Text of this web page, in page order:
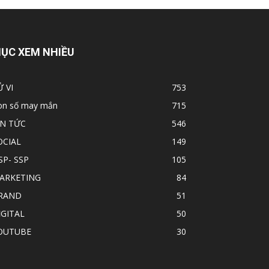
XEM NHIỀU
VI
753
số may mắn
715
TỨC
546
149
SSP
105
84
51
50
30